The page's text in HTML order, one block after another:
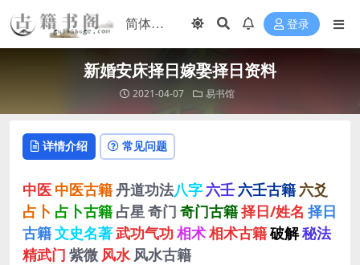
登录
新婚安床择日嫁娶择日资料
2021-04-07 易书馆
详情介绍 常见问题
中医 中医古籍丹道功法八字 六壬 六壬古籍 六爻
占卜 占卜古籍 占星 奇门 奇门古籍择日/姓名 择日
古籍文史名著武功气功 相术相术古籍破解秘法
精武门 紫微 风水 风水古籍